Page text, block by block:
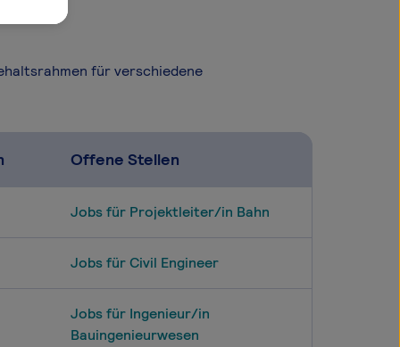
für verschiedene
Offene Stellen
Jobs für Projektleiter/in Bahn
Jobs für Civil Engineer
Jobs für Ingenieur/in
Bauingenieurwesen